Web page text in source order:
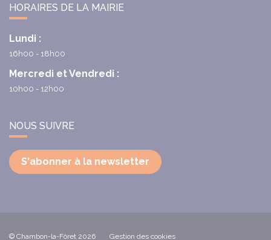
HORAIRES DE LA MAIRIE
Lundi :
16h00 - 18h00
Mercredi et Vendredi :
10h00 - 12h00
NOUS SUIVRE
S'abonner à la newsletter
© Chambon-la-Fôret 2026 Gestion des cookies